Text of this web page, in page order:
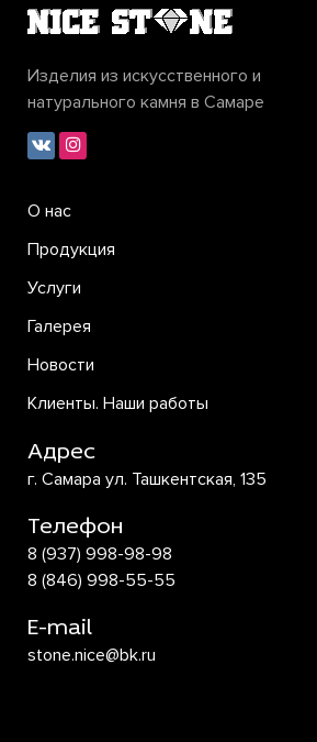
Изделия из искусственного и
натурального камня в Самаре
О нас
Продукция
Услуги
Галерея
Новости
Клиенты. Наши работы
Адрес
г. Самара ул. Ташкентская, 135
Телефон
8 (937) 998-98-98
8 (846) 998-55-55
E-mail
stone.nice@bk.ru